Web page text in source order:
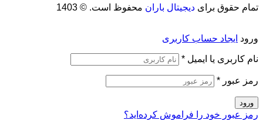
تمام حقوق برای دیجیتال باران محفوظ است. © 1403
ورود ایجاد حساب کاربری
نام کاربری یا ایمیل *
رمز عبور *
ورود
رمز عبور خود را فراموش کرده‌اید؟